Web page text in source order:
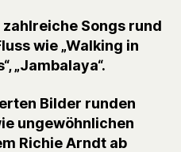
Songs rund
wie „Walking in
„Jambalaya“.
Bilder runden
ungewöhnlichen
Richie Arndt ab